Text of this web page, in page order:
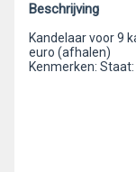
Beschrijving
Kandelaar voor 9
euro (afhalen)
Kenmerken: